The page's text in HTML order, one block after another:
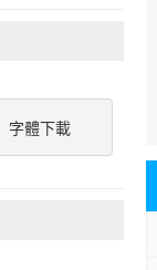
字體下載